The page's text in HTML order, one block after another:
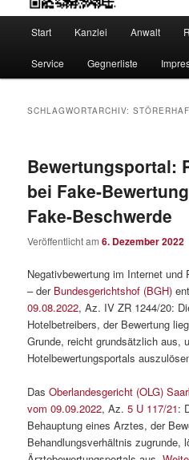
Start Kanzlei Anwalt
Service Gegnerliste
SCHLAGWORTARCHIV:
Bewertungsportal:
bei Fake-
Fake-Beschwerde
Veröffentlicht am6. Dezember 2022
Negativbewertung im Internet
– der Bundesgerichtshof (BGH)
09.08.2022, Az. IV ZR 1244/20:
Hotelbetreibers, der Bewertung
Grunde, reicht grundsätzlich aus,
Hotelbewertungsportals
DasOberlandesgericht (OLG)
vom 09.09.2022, Az.5 U 117/21:
Behauptung eines Arztes, der
Behandlungsverhältnis zugrunde,